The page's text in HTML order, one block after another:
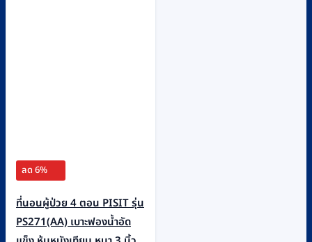
ลด 6%
ที่นอนผู้ป่วย 4 ตอน PISIT รุ่น
PS271(AA) เบาะฟองน้ำอัด